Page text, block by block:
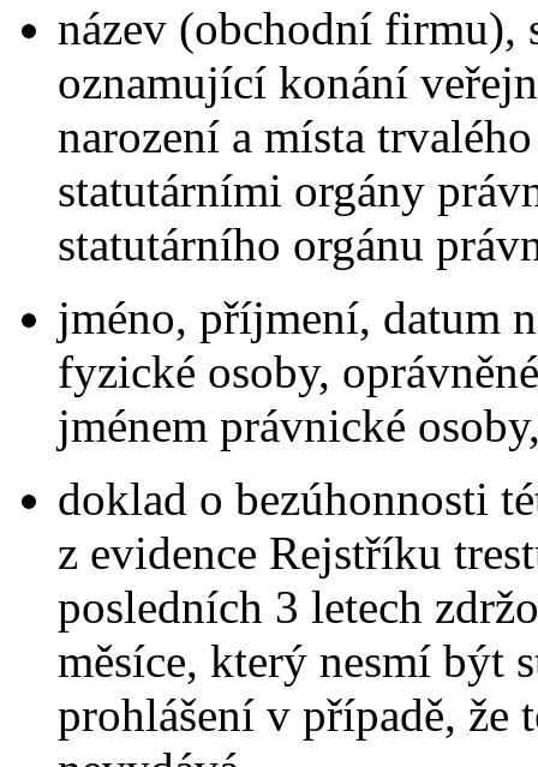
název (obchodní firmu),
oznamující konání
narození a místa
statutárními orgány
statutárního orgánu
jméno, příjmení, datum
fyzické osoby,
jménem právnické
doklad o bezúhonnosti
z evidence Rejstříku
posledních 3 letech
měsíce, který nesmí být
prohlášení v případě, že